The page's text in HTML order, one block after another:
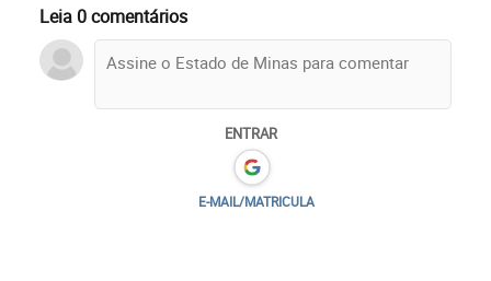
Leia 0 comentários
ENTRAR
E-MAIL/MATRICULA